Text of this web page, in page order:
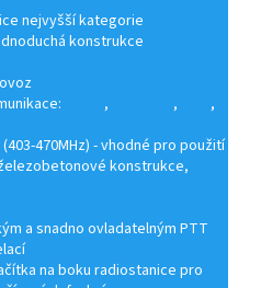
nejvyšší kategorie
konstrukce
, ,
,
470MHz) - vhodné pro použití
konstrukce,
a snadno ovladatelným PTT
na boku radiostanice pro